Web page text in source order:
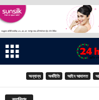
অন্যান্য অর্থনীতি আইন আদালত